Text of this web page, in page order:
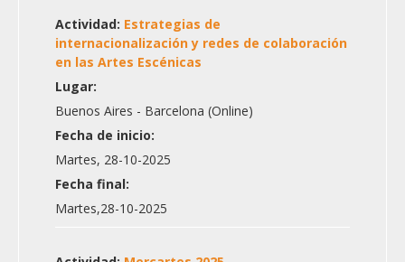
Actividad: Estrategias de
internacionalización y redes de colaboración
en las Artes Escénicas
Lugar:
Buenos Aires - Barcelona (Online)
Fecha de inicio:
Martes, 28-10-2025
Fecha final:
Martes,28-10-2025